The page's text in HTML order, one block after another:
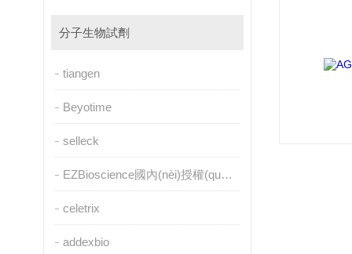
分子生物試劑
tiangen
Beyotime
selleck
EZBioscience國內(nèi)授權(quán)代理
celetrix
addexbio